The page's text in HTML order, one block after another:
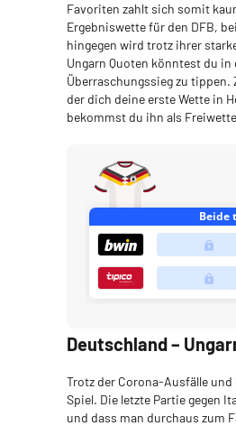
Favoriten zahlt sich somit
Ergebniswette für den DFB,
hingegen wird trotz ihrer
Ungarn Quoten könntest du
Überraschungssieg zu
der dich deine erste Wette in
bekommst du ihn als
Deutschland –
Trotz der Corona-Ausfälle
Spiel. Die letzte Partie gegen
und dass man durchaus zum